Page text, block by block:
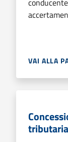
VAI ALLA
tributaria